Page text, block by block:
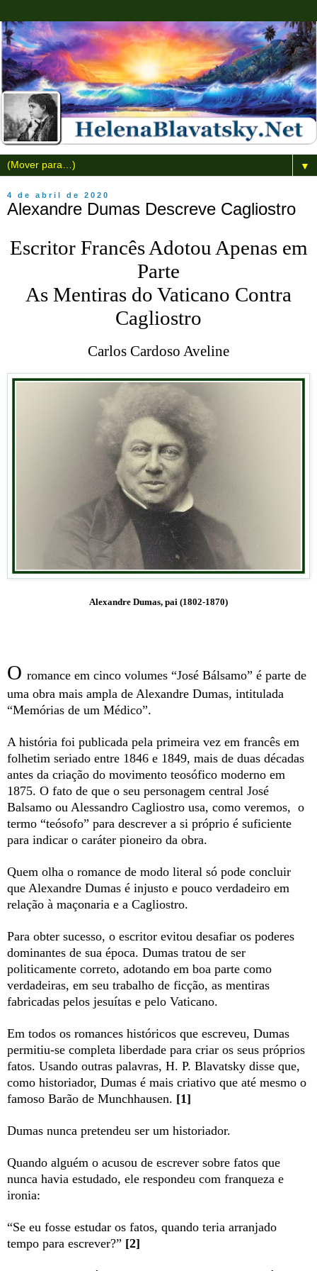
▼
4 de abril de 2020
Alexandre Dumas Descreve Cagliostro
Escritor Francês Adotou Apenas em
Parte
As Mentiras do Vaticano Contra
Cagliostro
Carlos Cardoso Aveline
Alexandre Dumas, pai (1802-1870)
O romance em cinco volumes “José Bálsamo” é parte de
uma obra mais ampla de Alexandre Dumas, intitulada
“Memórias de um Médico”.
A história foi publicada pela primeira vez em francês em
folhetim seriado entre 1846 e 1849, mais de duas décadas
antes da criação do movimento teosófico moderno em
1875. O fato de que o seu personagem central José
Balsamo ou Alessandro Cagliostro usa, como veremos, o
termo “teósofo” para descrever a si próprio é suficiente
para indicar o caráter pioneiro da obra.
Quem olha o romance de modo literal só pode concluir
que Alexandre Dumas é injusto e pouco verdadeiro em
relação à maçonaria e a Cagliostro.
Para obter sucesso, o escritor evitou desafiar os poderes
dominantes de sua época. Dumas tratou de ser
politicamente correto, adotando em boa parte como
verdadeiras, em seu trabalho de ficção, as mentiras
fabricadas pelos jesuítas e pelo Vaticano.
Em todos os romances históricos que escreveu, Dumas
permitiu-se completa liberdade para criar os seus próprios
fatos. Usando outras palavras, H. P. Blavatsky disse que,
como historiador, Dumas é mais criativo que até mesmo o
famoso Barão de Munchhausen. [1]
Dumas nunca pretendeu ser um historiador.
Quando alguém o acusou de escrever sobre fatos que
nunca havia estudado, ele respondeu com franqueza e
ironia:
“Se eu fosse estudar os fatos, quando teria arranjado
tempo para escrever?” [2]